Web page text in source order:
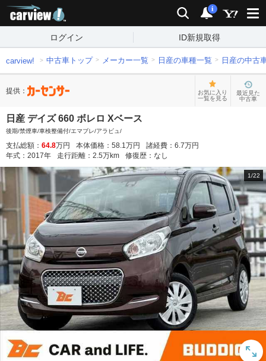
検索 通知
i
ログイン ID新規取得
carview! 中古車トップ メーカー一覧 日産の車種一覧 日産の中古
提供：
お気に入り
一覧を見る
最近見た
中古車
日産 デイズ 660 ボレロ Xベース
後期/禁煙車/車検整備付/エマブレ/アラビュ/
支払総額： 64.8万円 本体価格： 58.1万円 諸経費： 6.7万円
年式： 2017年 走行距離： 2.5万km 修復歴： なし
1/22